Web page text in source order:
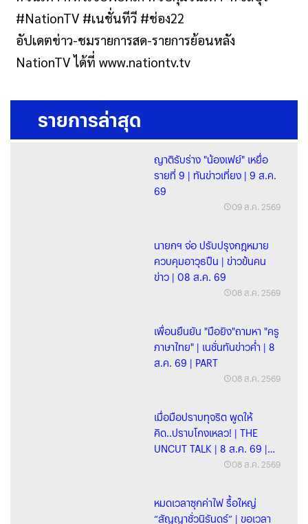
#NationTV #เนชั่นทีวี #ช่อง22
อัปเดตข่าว-ชมรายการสด-รายการย้อนหลัง
NationTV ได้ที่ www.nationtv.tv
รายการล่าสุด
ญาติรับร่าง "น้องเฟย์" เหยื่อ
รายที่ 9 | ทันข่าวเที่ยง | 9 ส.ค.
69
09 ส.ค. 2569
นายกฯ จ่อ ปรับปรุงกฎหมาย
ควบคุมอาวุธปืน | ข่าวข้นคน
ข่าว | 08 ส.ค. 69
08 ส.ค. 2569
เพื่อนยืนยัน "มือยิง"ถามหา "ครู
ภาษาไทย" | เนชั่นทันข่าวค่ำ | 8
ส.ค. 69 | PART
08 ส.ค. 2569
เมื่อมือปราบทุจริต พูดให้
คิด..ปราบโกงเหลว! | THE
UNCUT TALK | 8 ส.ค. 69 |
08 ส.ค. 2569
หมดเวลาซุกค่าไฟ รื้อใหญ่
“สัญญาชั่วนิรันดร์” | ขอเวลา